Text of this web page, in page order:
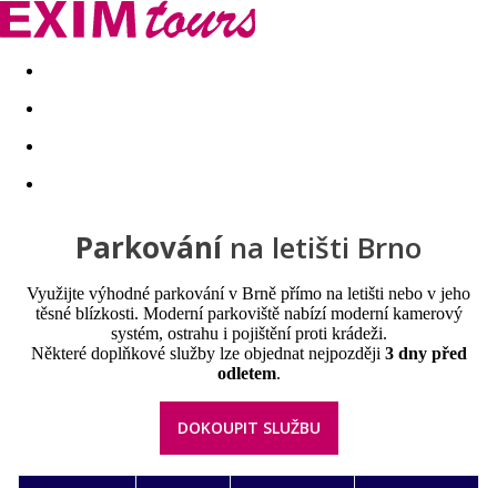
Akční nabídky Last minute
Parkování na letišti Brno
Využijte výhodné parkování v Brně přímo na letišti nebo v jeho
těsné blízkosti. Moderní parkoviště nabízí moderní kamerový
systém, ostrahu i pojištění proti krádeži.
Některé doplňkové služby lze objednat nejpozději 3 dny před
odletem.
DOKOUPIT SLUŽBU